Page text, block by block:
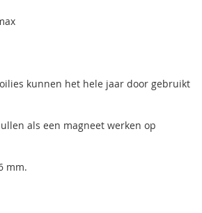
kunnen het hele jaar door gebruikt
als een magneet werken op
mm.